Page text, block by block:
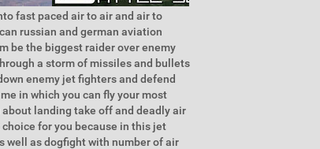
fast paced air to air and air to
russian and german aviation
be the biggest raider over enemy
a storm of missiles and bullets
enemy jet fighters and defend
in which you can fly your most
landing take off and deadly air
for you because in this jet
well as dogfight with number of air